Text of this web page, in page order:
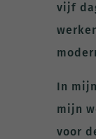
vijf
In
mijn
voor